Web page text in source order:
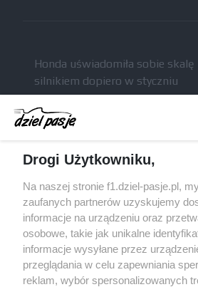
Honda uświadomiła sobie
silnikiem dopiero w styczniu
Audi planuje wprowadzić
pakiety poprawek w 2026 roku
samochodów F1
McCullough opuści Astona
2026 roku
Poszkodowani kibice z GP Las
otrzymają częściowy zwrot
Drogi Użytkowniku,
Na naszej stronie f1.dziel-pasje.pl,
zaufanych partnerów uzyskujemy
informacje na urządzeniu oraz
osobowe, takie jak unikalne
informacje wysyłane przez
przeglądania w celu zapewniania
reklam, wybór spersonalizowanych